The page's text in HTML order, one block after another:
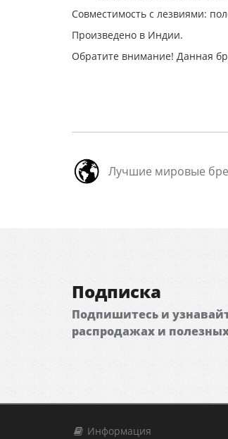
Совместимость с лезвиями:
Произведено в Индии.
Обратите внимание! Данная
Лучшие мировые
Подписка
Подпишитесь и
распродажах и
Информация